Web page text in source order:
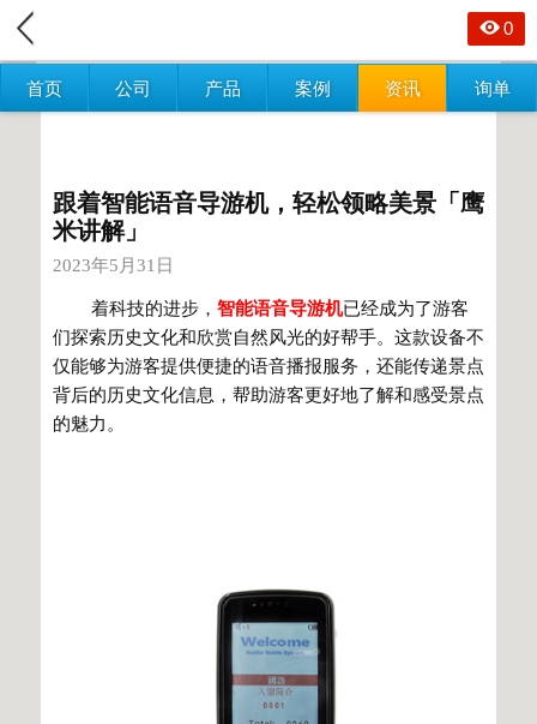
首页 公司 产品 案例 资讯 询单
0
跟着智能语音导游机，轻松领略美景「鹰
米讲解」
2023年5月31日
着科技的进步， 智能语音导游机已经成为了游客
们探索历史文化和欣赏自然风光的好帮手。这款设备不
仅能够为游客提供便捷的语音播报服务，还能传递景点
背后的历史文化信息，帮助游客更好地了解和感受景点
的魅力。